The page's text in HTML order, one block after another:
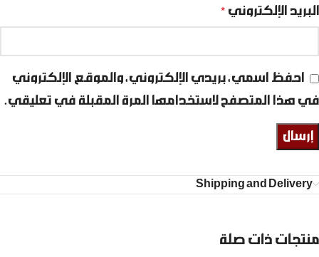
البريد الإلكتروني *
احفظ اسمي، بريدي الإلكتروني، والموقع الإلكتروني
في هذا المتصفح لاستخدامها المرة المقبلة في تعليقي.
Shipping and Delivery
منتجات ذات صلة